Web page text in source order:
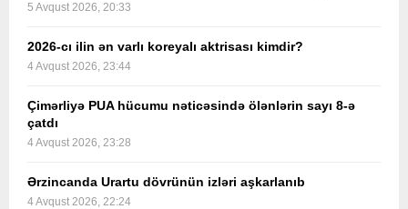
5 Avqust 2026, 20:33
2026-cı ilin ən varlı koreyalı aktrisası kimdir?
4 Avqust 2026, 23:44
Çimərliyə PUA hücumu nəticəsində ölənlərin sayı 8-ə
çatdı
4 Avqust 2026, 23:28
Ərzincanda Urartu dövrünün izləri aşkarlanıb
4 Avqust 2026, 22:24